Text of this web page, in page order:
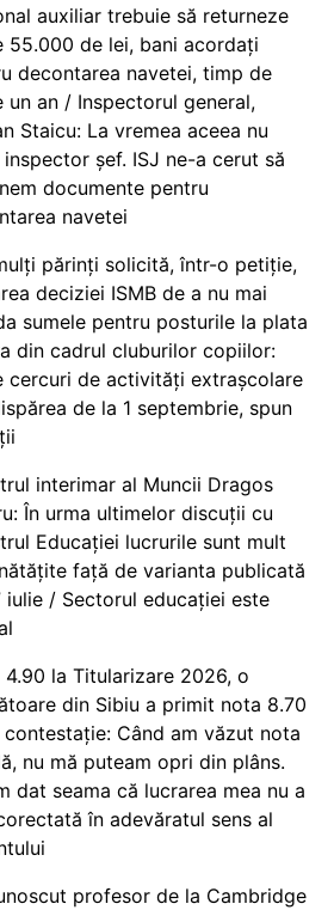
auxiliar trebuie să returneze
55.000 de lei, bani acordați
decontarea navetei, timp de
un an / Inspectorul general,
Staicu: La vremea aceea nu
inspector șef. ISJ ne-a cerut să
documente pentru
navetei
părinți solicită, într-o petiție,
deciziei ISMB de a nu mai
sumele pentru posturile la plata
din cadrul cluburilor copiilor:
cercuri de activități extrașcolare
de la 1 septembrie, spun
interimar al Muncii Dragos
În urma ultimelor discuții cu
Educației lucrurile sunt mult
față de varianta publicată
iulie / Sectorul educației este
4.90 la Titularizare 2026, o
din Sibiu a primit nota 8.70
contestație: Când am văzut nota
nu mă puteam opri din plâns.
dat seama că lucrarea mea nu a
în adevăratul sens al
profesor de la Cambridge